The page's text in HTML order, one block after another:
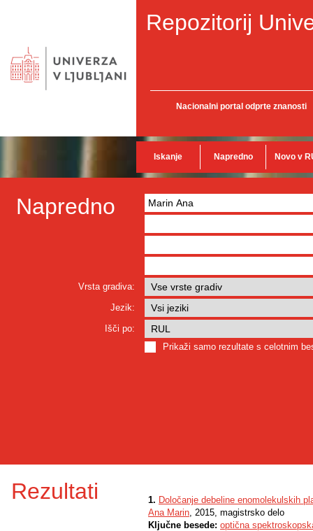
Repozitorij
Nacionalni portal odprte znanosti
Iskanje Napredno Novo v
Napredno
Vrsta gradiva:
Jezik:
Išči po:
Prikaži samo rezultate s celotnim
Rezultati 1. Določanje debeline enomolekulskih
Ana Marin, 2015, magistrsko delo
Ključne besede: optična